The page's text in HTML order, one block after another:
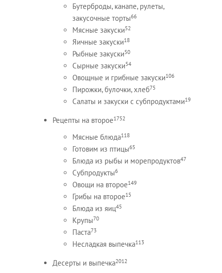
Бутерброды, канапе, рулеты,
закусочные торты66
Мясные закуски52
Яичные закуски18
Рыбные закуски50
Сырные закуски54
Овощные и грибные закуски106
Пирожки, булочки, хлеб75
Салаты и закуски с субпродуктами19
Рецепты на второе1752
Мясные блюда118
Готовим из птицы65
Блюда из рыбы и морепродуктов47
Субпродукты6
Овощи на второе149
Грибы на второе15
Блюда из яиц45
Крупы70
Паста73
Несладкая выпечка113
Десерты и выпечка2012